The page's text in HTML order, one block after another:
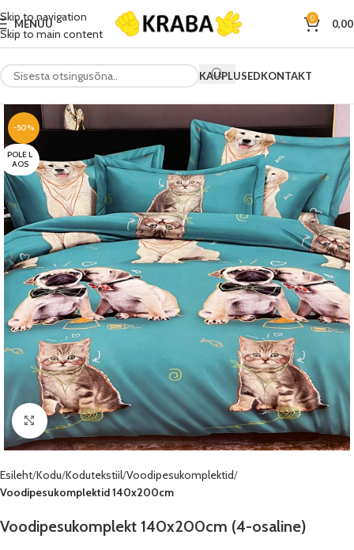
Skip to navigation
Skip to main content
MENÜÜ 0
KAUPLUSEDKONTAKT
-50%
POLE L
AOS
Vaata pilti
Esileht Kodu Kodutekstiil Voodipesukomplektid
Voodipesukomplektid 140x200cm
Voodipesukomplekt 140x200cm (4-osaline)